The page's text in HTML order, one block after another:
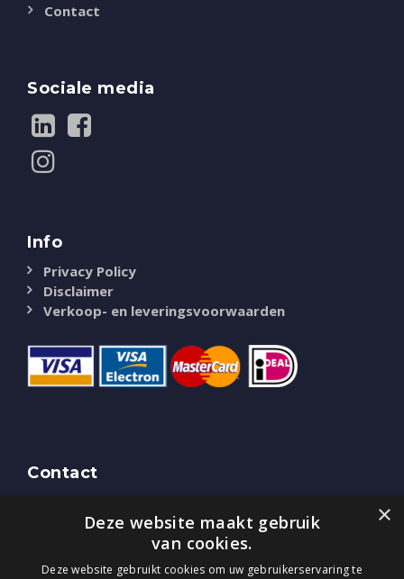
Contact
Sociale media
Info
Privacy Policy
Disclaimer
Verkoop- en leveringsvoorwaarden
Contact
Bredaseweg 51
4844 CK Terheijden (NB)
0800-0225405
×
Deze website maakt gebruik
van cookies.
Deze website gebruikt cookies om uw gebruikerservaring te